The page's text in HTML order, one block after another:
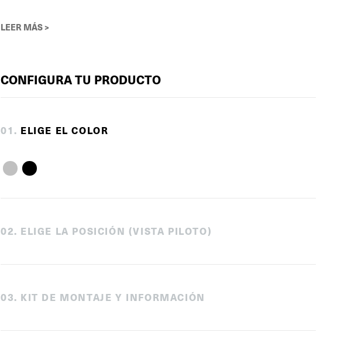
LEER MÁS >
CONFIGURA TU PRODUCTO
01 . ELIGE EL COLOR
02. ELIGE LA POSICIÓN (VISTA PILOTO)
03. KIT DE MONTAJE Y INFORMACIÓN